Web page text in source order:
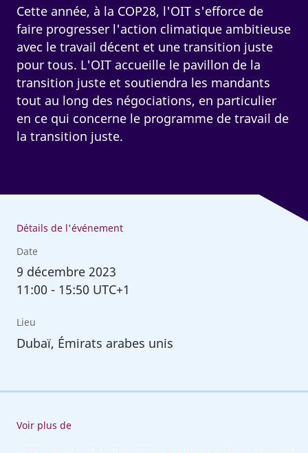
Cette année, à la COP28, l'OIT s'efforce de
faire progresser l'action climatique ambitieuse
avec le travail décent et une transition juste
pour tous. L'OIT accueille le pavillon de la
transition juste et soutiendra les mandants
tout au long des négociations, en particulier
en ce qui concerne le programme de travail de
la transition juste.
Détails de l'événement
Date
9 décembre 2023
11:00 - 15:50 UTC+1
Lieu
Dubaï, Émirats arabes unis
Voir plus de